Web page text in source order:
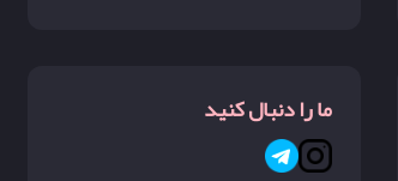
ما را دنبال کنید